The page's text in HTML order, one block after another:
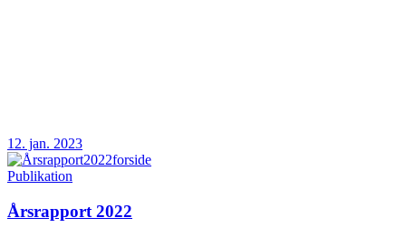
12. jan. 2023
Publikation
Årsrapport 2022